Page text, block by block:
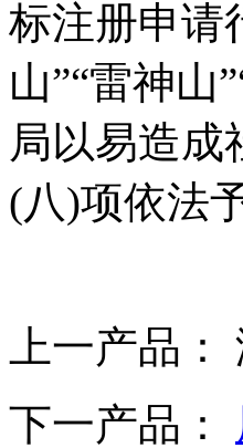
标注册申请
山”“雷神山
局以易造成
(八)项依法
上一产品：
下一产品：